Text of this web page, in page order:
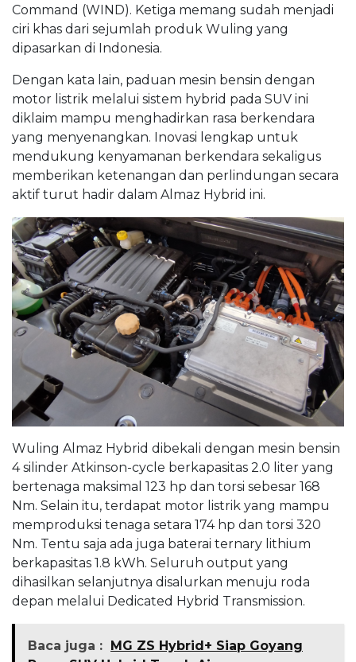
Command (WIND). Ketiga memang sudah menjadi
ciri khas dari sejumlah produk Wuling yang
dipasarkan di Indonesia.
Dengan kata lain, paduan mesin bensin dengan
motor listrik melalui sistem hybrid pada SUV ini
diklaim mampu menghadirkan rasa berkendara
yang menyenangkan. Inovasi lengkap untuk
mendukung kenyamanan berkendara sekaligus
memberikan ketenangan dan perlindungan secara
aktif turut hadir dalam Almaz Hybrid ini.
Wuling Almaz Hybrid dibekali dengan mesin bensin
4 silinder Atkinson-cycle berkapasitas 2.0 liter yang
bertenaga maksimal 123 hp dan torsi sebesar 168
Nm. Selain itu, terdapat motor listrik yang mampu
memproduksi tenaga setara 174 hp dan torsi 320
Nm. Tentu saja ada juga baterai ternary lithium
berkapasitas 1.8 kWh. Seluruh output yang
dihasilkan selanjutnya disalurkan menuju roda
depan melalui Dedicated Hybrid Transmission.
Baca juga : MG ZS Hybrid+ Siap Goyang